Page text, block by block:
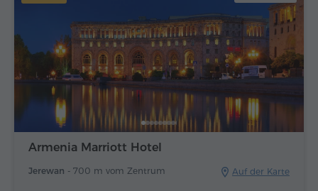
Armenia Marriott Hotel
Jerewan - 700 m vom Zentrum Auf der Karte